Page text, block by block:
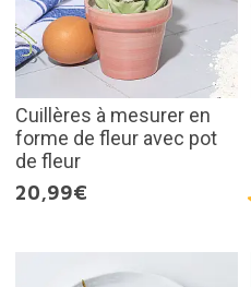
Cuillères à mesurer en
forme de fleur avec pot
de fleur
20,99€